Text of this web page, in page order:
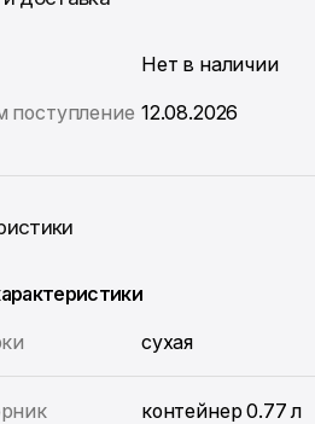
Нет в наличии
12.08.2026
сухая
контейнер 0.77 л